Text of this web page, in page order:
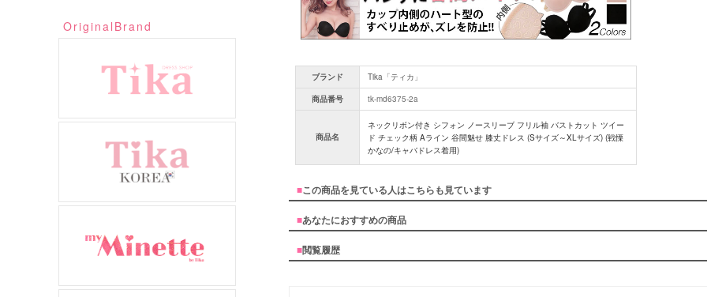
OriginalBrand
ブランド
Tika「ティカ」
商品番号
tk-md6375-2a
商品名
ネックリボン付き シフォン ノースリーブ フリル袖 バストカット ツイー
ド チェック柄 Aライン 谷間魅せ 膝丈ドレス (Sサイズ～XLサイズ) (戦慄
かなの/キャバドレス着用)
■この商品を見ている人はこちらも見ています
■あなたにおすすめの商品
■閲覧履歴